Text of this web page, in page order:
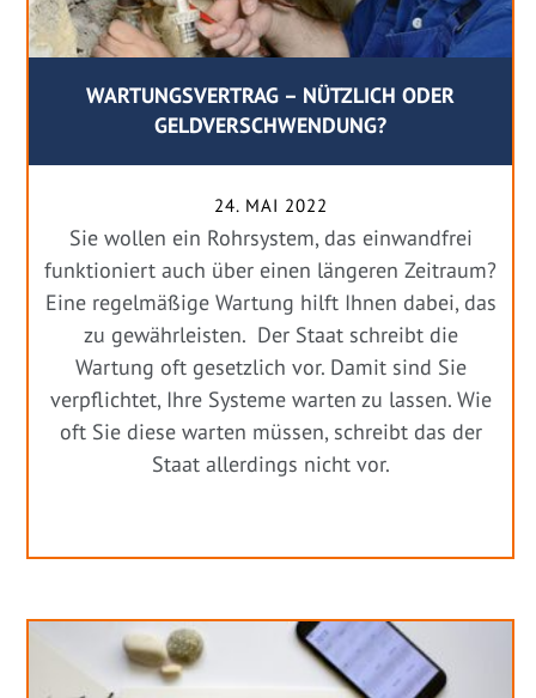
WARTUNGSVERTRAG – NÜTZLICH ODER
GELDVERSCHWENDUNG?
24. MAI 2022
Sie wollen ein Rohrsystem, das einwandfrei
funktioniert auch über einen längeren Zeitraum?
Eine regelmäßige Wartung hilft Ihnen dabei, das
zu gewährleisten. Der Staat schreibt die
Wartung oft gesetzlich vor. Damit sind Sie
verpflichtet, Ihre Systeme warten zu lassen. Wie
oft Sie diese warten müssen, schreibt das der
Staat allerdings nicht vor.